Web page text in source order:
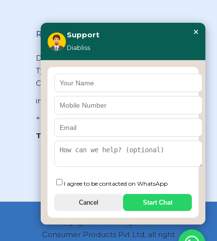
Reach Us
Diabliss Consumer Products Pvt Ltd,
Type II/20, Dr.VSI Estate, Thiruvanmiyur,
Chennai – 600041, Tamilnadu, INDIA
info@diabliss.com
+91 44 4853 0303
Toll Free:1800 123 800000
+91 8939853354
Consumer Products Pvt Ltd, all right
Support
Diabliss
×
I agree to be contacted on WhatsApp
Cancel Start Chat